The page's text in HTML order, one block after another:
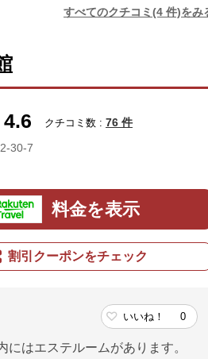
すべてのクチコミ(4 件)をみ
4.6 クチコミ数 : 76 件
30-7
料金を表示
割引クーポンをチェック
いいね！ 0
はエステルームがあります。